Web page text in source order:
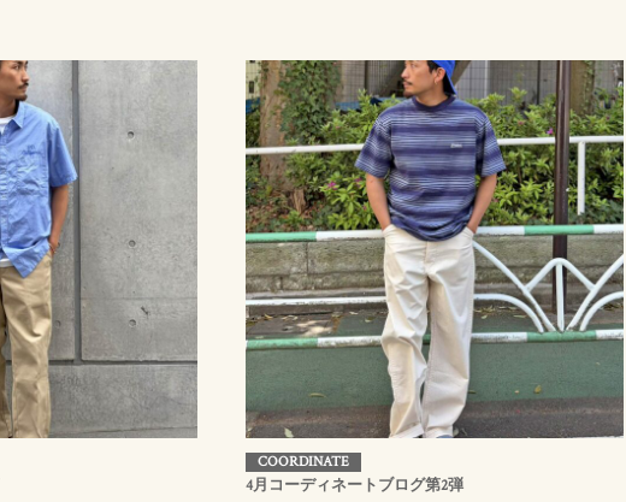
COORDINATE
4月コーディネートブログ第2弾